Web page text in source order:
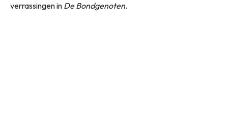
verrassingen in De Bondgenoten.